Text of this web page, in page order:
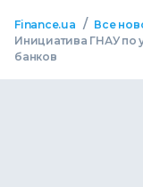
Finance.ua / Все
Инициатива ГНАУ по
банков